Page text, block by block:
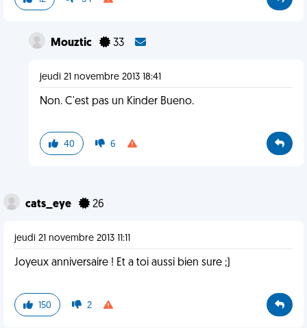
Mouztic 33
jeudi 21 novembre 2013 18:41
Non. C'est pas un Kinder Bueno.
40 6
cats_eye 26
jeudi 21 novembre 2013 11:11
Joyeux anniversaire ! Et a toi aussi bien sure ;)
150 2